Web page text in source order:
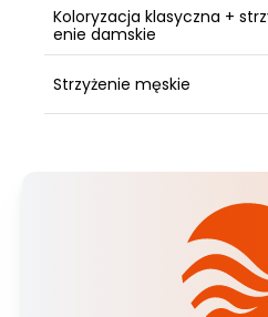
Koloryzacja klasyczna +
enie damskie
Strzyżenie męskie